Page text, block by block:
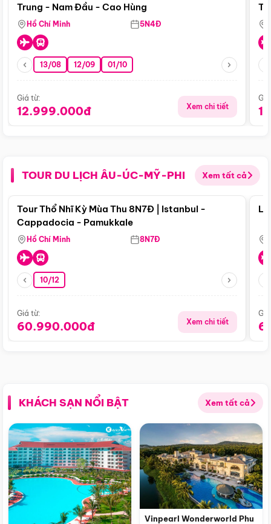
Trung - Nam Đầu - Cao Hùng
Hồ Chí Minh 5N4Đ
13/08 12/09 01/10
Giá từ:
12.999.000đ Xem chi tiết
TOUR DU LỊCH ÂU-ÚC-MỸ-PHI Xem tất cả
Điểm nổi bật
Tour Thổ Nhĩ Kỳ Mùa Thu 8N7Đ | Istanbul -
Cappadocia - Pamukkale
Hồ Chí Minh 8N7Đ
10/12
Giá từ:
60.990.000đ Xem chi tiết
KHÁCH SẠN NỔI BẬT Xem tất cả
Vinpearl Wonderworld Phu